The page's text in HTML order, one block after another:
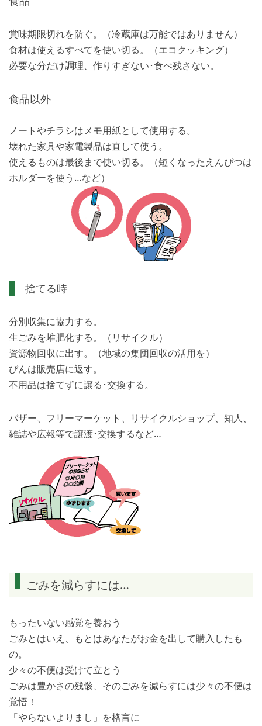
賞味期限切れを防ぐ。（冷蔵庫は万能ではありません）
食材は使えるすべてを使い切る。（エコクッキング）
必要な分だけ調理、作りすぎない･食べ残さない。
食品以外
ノートやチラシはメモ用紙として使用する。
壊れた家具や家電製品は直して使う。
使えるものは最後まで使い切る。（短くなったえんぴつは
ホルダーを使う…など）
捨てる時
分別収集に協力する。
生ごみを堆肥化する。（リサイクル）
資源物回収に出す。（地域の集団回収の活用を）
びんは販売店に返す。
不用品は捨てずに譲る･交換する。
バザー、フリーマーケット、リサイクルショップ、知人、
雑誌や広報等で譲渡･交換するなど…
ごみを減らすには…
もったいない感覚を養おう
ごみとはいえ、もとはあなたがお金を出して購入したも
の。
少々の不便は受けて立とう
ごみは豊かさの残骸、そのごみを減らすには少々の不便は
覚悟！
「やらないよりまし」を格言に